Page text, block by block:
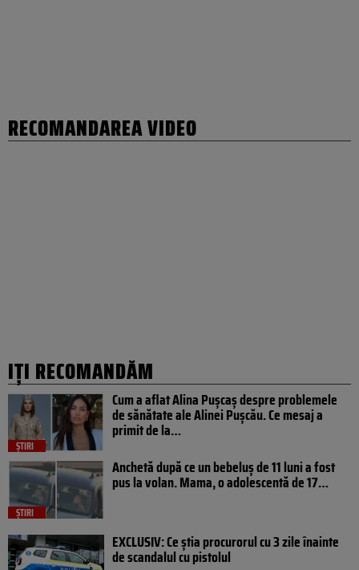
RECOMANDAREA VIDEO
IȚI RECOMANDĂM
ȘTIRI
Cum a aflat Alina Pușcaș despre problemele
de sănătate ale Alinei Pușcău. Ce mesaj a
primit de la…
ȘTIRI
Anchetă după ce un bebeluș de 11 luni a fost
pus la volan. Mama, o adolescentă de 17…
EXCLUSIV: Ce știa procurorul cu 3 zile înainte
de scandalul cu pistolul